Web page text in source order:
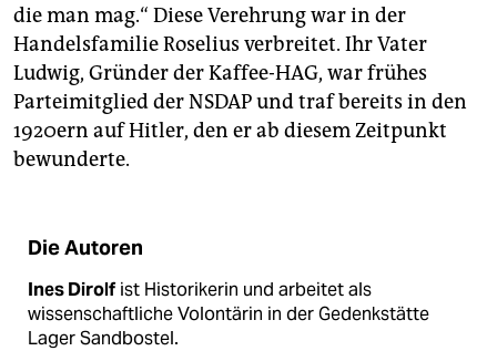
die man mag.“ Diese Verehrung war in der
Handelsfamilie Roselius verbreitet. Ihr Vater
Ludwig, Gründer der Kaffee-HAG, war frühes
Parteimitglied der NSDAP und traf bereits in den
1920ern auf Hitler, den er ab diesem Zeitpunkt
bewunderte.
Die Autoren
Ines Dirolfist Historikerin und arbeitet als
wissenschaftliche Volontärin in der Gedenkstätte
Lager Sandbostel.